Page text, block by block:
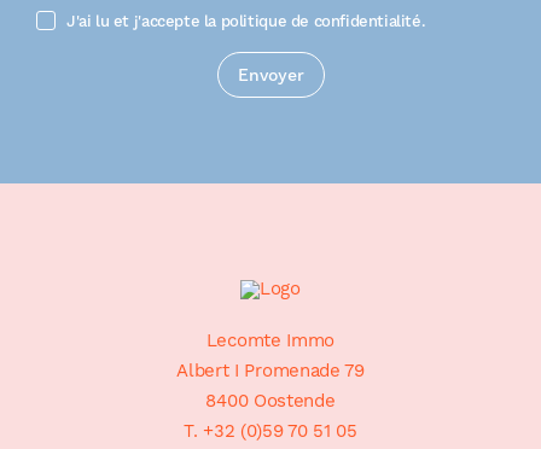
J'ai lu et j'accepte la politique de confidentialité.
Envoyer
Lecomte Immo
Albert I Promenade 79
8400 Oostende
T. +32 (0)59 70 51 05